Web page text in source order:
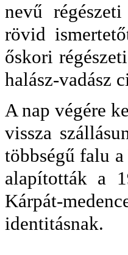
nevű
rövid
őskori
halász-vadász
A nap végére
vissza
többségű falu
alapították a
Kárpát-
identitásnak.